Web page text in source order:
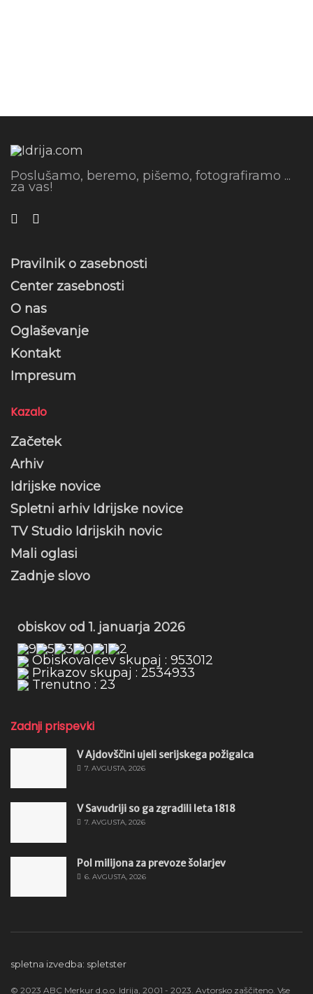
Poslušamo, beremo, pišemo, fotografiramo ...
za vas!
Pravilnik o zasebnosti
Center zasebnosti
O nas
Oglaševanje
Kontakt
Impresum
Kazalo
Začetek
Arhiv
Idrijske novice
Spletni arhiv Idrijske novice
TV Studio Idrijskih novic
Mali oglasi
Zadnje slovo
obiskov od 1. januarja 2026
Obiskovalcev skupaj : 953012
Prikazov skupaj : 2534933
Trenutno : 23
Zadnji prispevki
V Ajdovščini ujeli serijskega požigalca
7. AVGUSTA, 2026
V Savudriji so ga zgradili leta 1818
7. AVGUSTA, 2026
Pol milijona za prevoze šolarjev
6. AVGUSTA, 2026
spletna izvedba: spletster
© 2023 ABC Merkur d.o.o. Idrija, 2001 - 2023. Avtorsko zaščiteno. Vse